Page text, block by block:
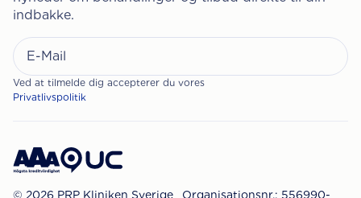
indbakke.
Ved at tilmelde dig accepterer du vores
Privatlivspolitik
© 2026 PRP Kliniken Sverige Organisationsnr.: 556990-